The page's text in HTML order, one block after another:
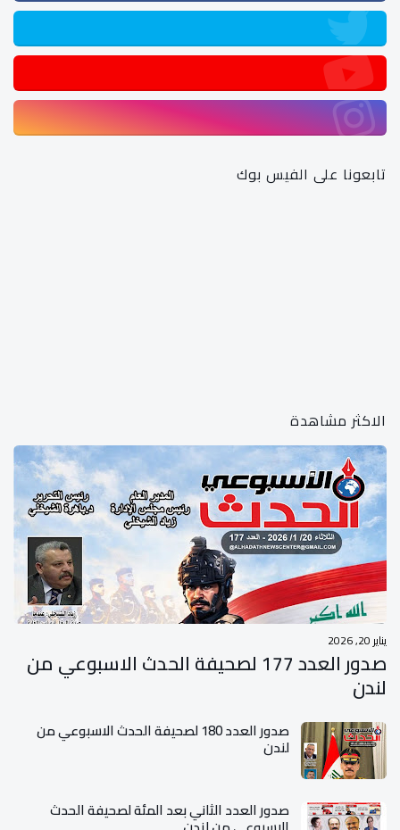
تابعونا على الفيس بوك
الاكثر مشاهدة
يناير 20, 2026
صدور العدد 177 لصحيفة الحدث الاسبوعي من
لندن
صدور العدد 180 لصحيفة الحدث الاسبوعي من
لندن
صدور العدد الثاني بعد المئة لصحيفة الحدث